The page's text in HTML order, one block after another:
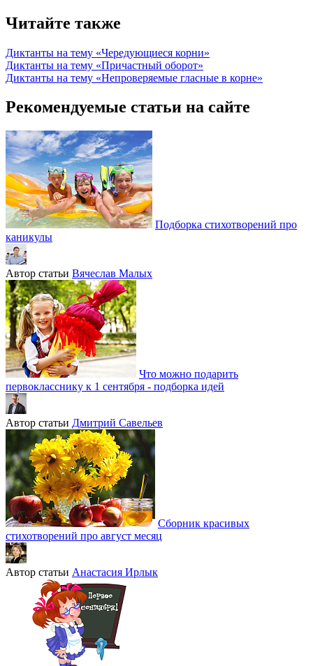
Читайте также
Диктанты на тему «Чередующиеся корни»
Диктанты на тему «Причастный оборот»
Диктанты на тему «Непроверяемые гласные в корне»
Рекомендуемые статьи на сайте
Подборка стихотворений про
каникулы
Автор статьи Вячеслав Малых
Что можно подарить
первокласснику к 1 сентября - подборка идей
Автор статьи Дмитрий Савельев
Сборник красивых
стихотворений про август месяц
Автор статьи Анастасия Ирлык